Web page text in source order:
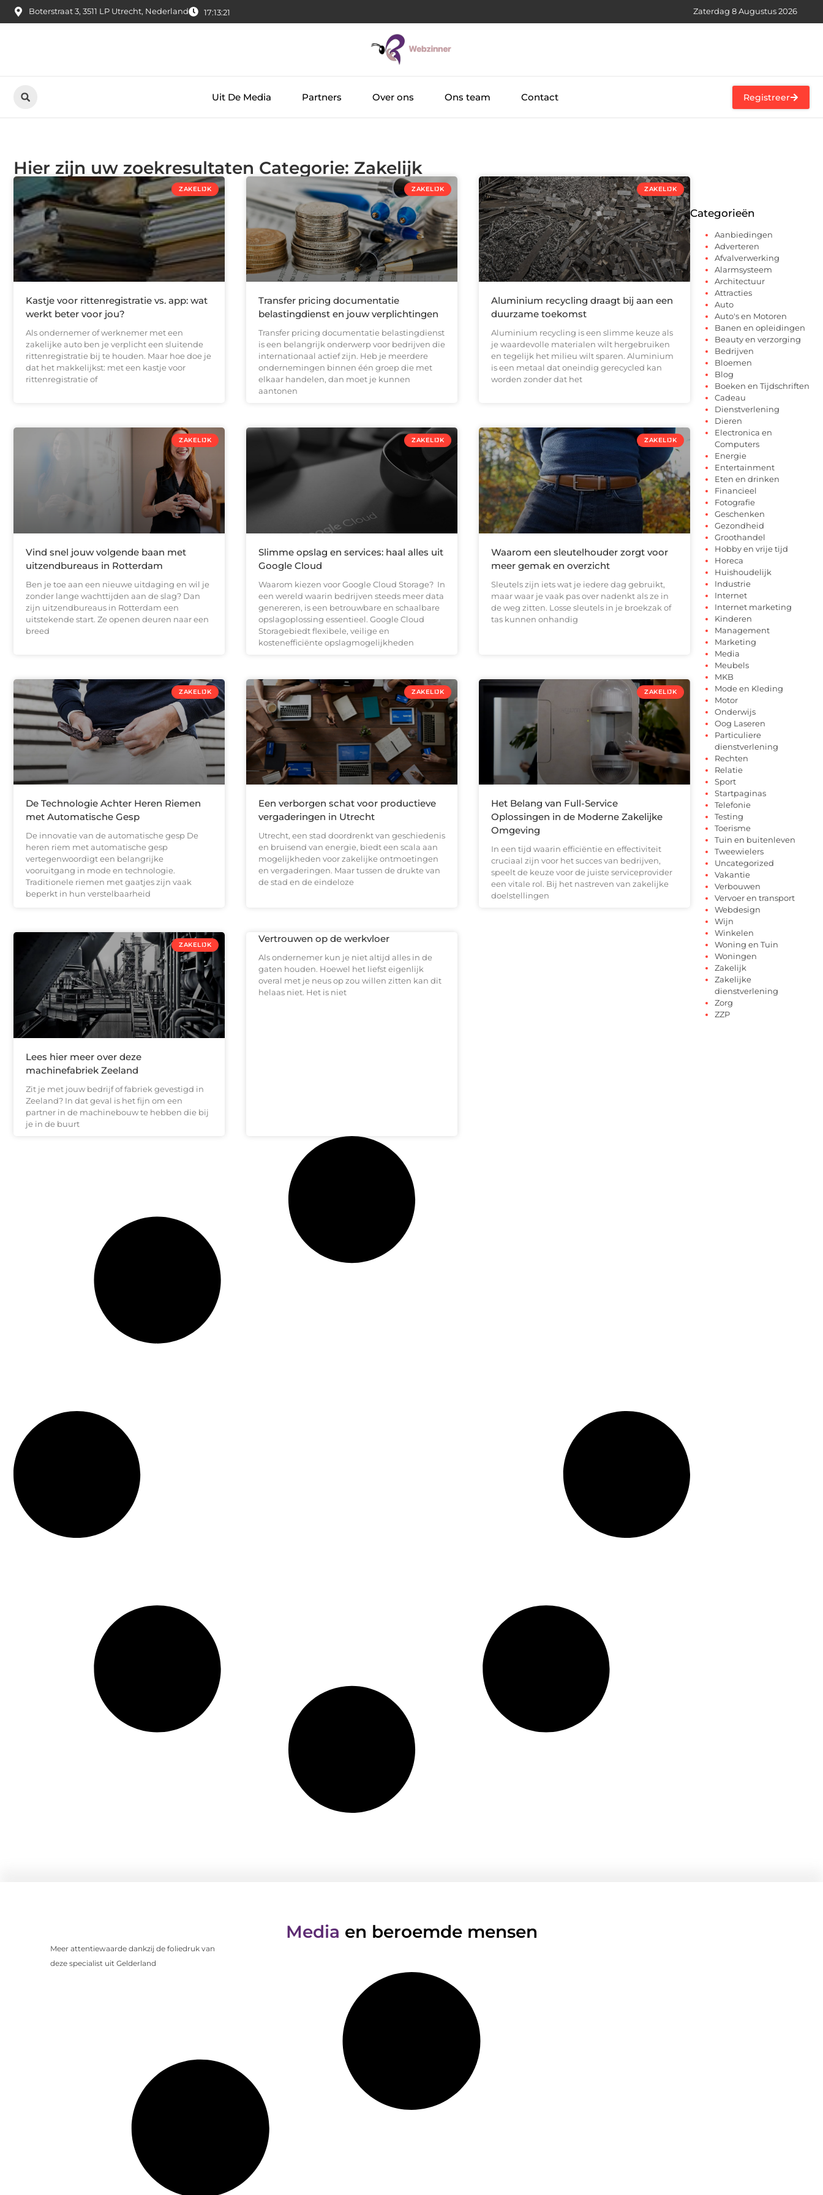
Boterstraat 3, 3511 LP Utrecht, Nederland 17:13:22 Zaterdag 8 Augustus 2026
Uit De Media Partners Over ons Ons team Contact Registreer
Hier zijn uw zoekresultaten Categorie: Zakelijk
ZAKELIJK
Kastje voor rittenregistratie vs. app: wat
werkt beter voor jou?
Als ondernemer of werknemer met een
zakelijke auto ben je verplicht een sluitende
rittenregistratie bij te houden. Maar hoe doe je
dat het makkelijkst: met een kastje voor
rittenregistratie of
ZAKELIJK
Transfer pricing documentatie
belastingdienst en jouw verplichtingen
Transfer pricing documentatie belastingdienst
is een belangrijk onderwerp voor bedrijven die
internationaal actief zijn. Heb je meerdere
ondernemingen binnen één groep die met
elkaar handelen, dan moet je kunnen
aantonen
ZAKELIJK
Aluminium recycling draagt bij aan een
duurzame toekomst
Aluminium recycling is een slimme keuze als
je waardevolle materialen wilt hergebruiken
en tegelijk het milieu wilt sparen. Aluminium
is een metaal dat oneindig gerecycled kan
worden zonder dat het
ZAKELIJK
Vind snel jouw volgende baan met
uitzendbureaus in Rotterdam
Ben je toe aan een nieuwe uitdaging en wil je
zonder lange wachttijden aan de slag? Dan
zijn uitzendbureaus in Rotterdam een
uitstekende start. Ze openen deuren naar een
breed
ZAKELIJK
Slimme opslag en services: haal alles uit
Google Cloud
Waarom kiezen voor Google Cloud Storage? In
een wereld waarin bedrijven steeds meer data
genereren, is een betrouwbare en schaalbare
opslagoplossing essentieel. Google Cloud
Storagebiedt flexibele, veilige en
kostenefficiënte opslagmogelijkheden
ZAKELIJK
Waarom een sleutelhouder zorgt voor
meer gemak en overzicht
Sleutels zijn iets wat je iedere dag gebruikt,
maar waar je vaak pas over nadenkt als ze in
de weg zitten. Losse sleutels in je broekzak of
tas kunnen onhandig
ZAKELIJK
De Technologie Achter Heren Riemen
met Automatische Gesp
De innovatie van de automatische gesp De
heren riem met automatische gesp
vertegenwoordigt een belangrijke
vooruitgang in mode en technologie.
Traditionele riemen met gaatjes zijn vaak
beperkt in hun verstelbaarheid
ZAKELIJK
Een verborgen schat voor productieve
vergaderingen in Utrecht
Utrecht, een stad doordrenkt van geschiedenis
en bruisend van energie, biedt een scala aan
mogelijkheden voor zakelijke ontmoetingen
en vergaderingen. Maar tussen de drukte van
de stad en de eindeloze
ZAKELIJK
Het Belang van Full-Service
Oplossingen in de Moderne Zakelijke
Omgeving
In een tijd waarin efficiëntie en effectiviteit
cruciaal zijn voor het succes van bedrijven,
speelt de keuze voor de juiste serviceprovider
een vitale rol. Bij het nastreven van zakelijke
doelstellingen
ZAKELIJK
Lees hier meer over deze
machinefabriek Zeeland
Zit je met jouw bedrijf of fabriek gevestigd in
Zeeland? In dat geval is het fijn om een
partner in de machinebouw te hebben die bij
je in de buurt
Vertrouwen op de werkvloer
Als ondernemer kun je niet altijd alles in de
gaten houden. Hoewel het liefst eigenlijk
overal met je neus op zou willen zitten kan dit
helaas niet. Het is niet
Categorieën
Aanbiedingen
Adverteren
Afvalverwerking
Alarmsysteem
Architectuur
Attracties
Auto
Auto's en Motoren
Banen en opleidingen
Beauty en verzorging
Bedrijven
Bloemen
Blog
Boeken en Tijdschriften
Cadeau
Dienstverlening
Dieren
Electronica en
Computers
Energie
Entertainment
Eten en drinken
Financieel
Fotografie
Geschenken
Gezondheid
Groothandel
Hobby en vrije tijd
Horeca
Huishoudelijk
Industrie
Internet
Internet marketing
Kinderen
Management
Marketing
Media
Meubels
MKB
Mode en Kleding
Motor
Onderwijs
Oog Laseren
Particuliere
dienstverlening
Rechten
Relatie
Sport
Startpaginas
Telefonie
Testing
Toerisme
Tuin en buitenleven
Tweewielers
Uncategorized
Vakantie
Verbouwen
Vervoer en transport
Webdesign
Wijn
Winkelen
Woning en Tuin
Woningen
Zakelijk
Zakelijke
dienstverlening
Zorg
ZZP
Media en beroemde mensen
Meer attentiewaarde dankzij de foliedruk van
deze specialist uit Gelderland